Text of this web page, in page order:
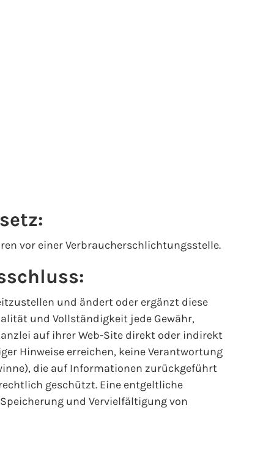
vor einer Verbraucherschlichtungsstelle.
und ändert oder ergänzt diese
und Vollständigkeit jede Gewähr,
auf ihrer Web-Site direkt oder indirekt
Hinweise erreichen, keine Verantwortung
die auf Informationen zurückgeführt
geschützt. Eine entgeltliche
und Vervielfältigung von